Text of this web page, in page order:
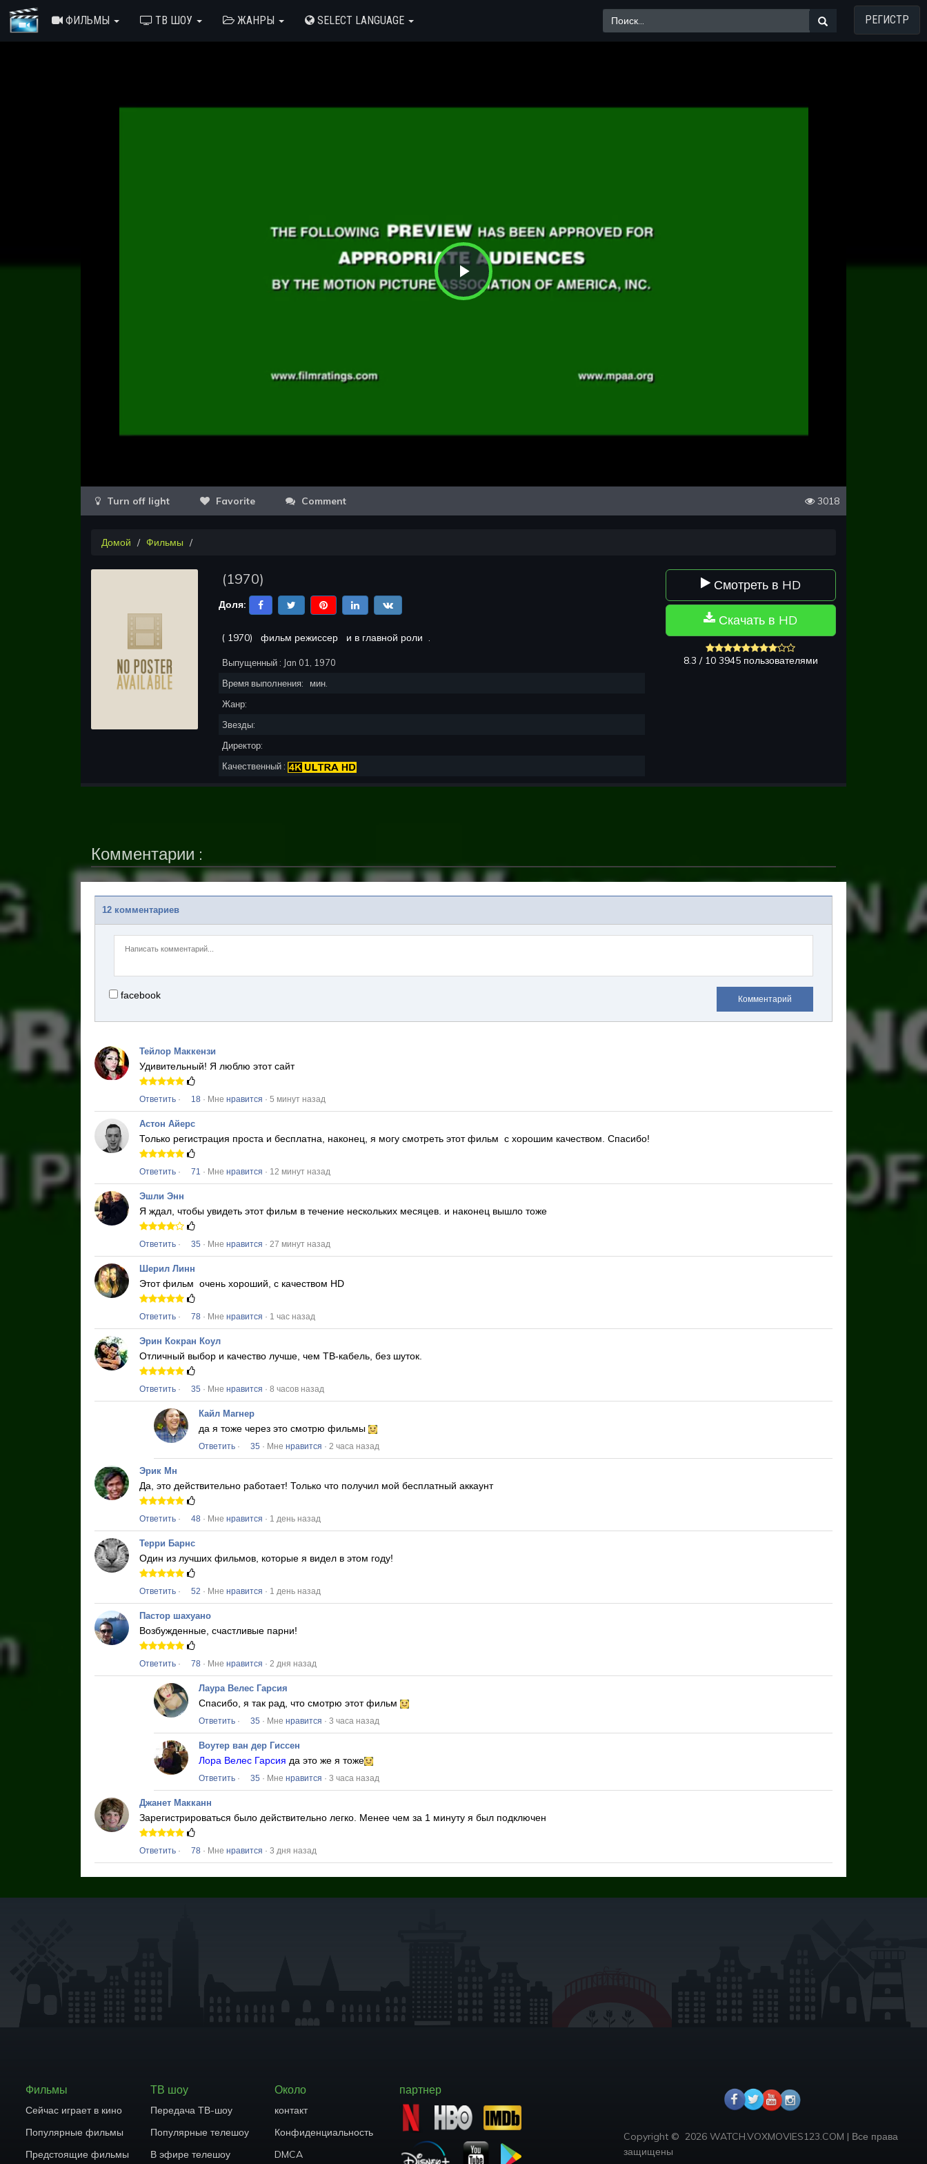
ФИЛЬМЫ ТВ ШОУ ЖАНРЫ SELECT LANGUAGE РЕГИСТР
Play
Favorite Comment 3018
Домой Фильмы
(1970)
Доля:
( 1970) фильм режиссер и в главной роли .
Выпущенный : Jan 01, 1970
Время выполнения:
мин.
Жанр:
Звезды:
Директор:
Качественный :
Смотреть в HD
Скачать в HD
8.3 / 10 3945 пользователями
Комментарии :
12 комментариев
facebook Комментарий
Тейлор Маккензи
Удивительный! Я люблю этот сайт
Ответить · 18 · Мне нравится · 5 минут назад
Астон Айерс
Только регистрация проста и бесплатна, наконец, я могу смотреть этот фильм с хорошим качеством. Спасибо!
Ответить · 71 · Мне нравится · 12 минут назад
Эшли Энн
Я ждал, чтобы увидеть этот фильм в течение нескольких месяцев. и наконец вышло тоже
Ответить · 35 · Мне нравится · 27 минут назад
Шерил Линн
Этот фильм очень хороший, с качеством HD
Ответить · 78 · Мне нравится · 1 час назад
Эрин Кокран Коул
Отличный выбор и качество лучше, чем ТВ-кабель, без шуток.
Ответить · 35 · Мне нравится · 8 часов назад
Кайл Магнер
да я тоже через это смотрю фильмы
Ответить · 35 · Мне нравится · 2 часа назад
Эрик Мн
Да, это действительно работает! Только что получил мой бесплатный аккаунт
Ответить · 48 · Мне нравится · 1 день назад
Терри Барнс
Один из лучших фильмов, которые я видел в этом году!
Ответить · 52 · Мне нравится · 1 день назад
Пастор шахуано
Возбужденные, счастливые парни!
Ответить · 78 · Мне нравится · 2 дня назад
Лаура Велес Гарсия
Спасибо, я так рад, что смотрю этот фильм
Ответить · 35 · Мне нравится · 3 часа назад
Воутер ван дер Гиссен
Лора Велес Гарсия да это же я тоже
Ответить · 35 · Мне нравится · 3 часа назад
Джанет Макканн
Зарегистрироваться было действительно легко. Менее чем за 1 минуту я был подключен
Ответить · 78 · Мне нравится · 3 дня назад
Фильмы
Сейчас играет в кино
Популярные фильмы
Предстоящие фильмы
ТВ шоу
Передача ТВ-шоу
Популярные телешоу
В эфире телешоу
Около
контакт
Конфиденциальность
DMCA
партнер
Copyright © 2026 WATCH.VOXMOVIES123.COM | Все права
защищены